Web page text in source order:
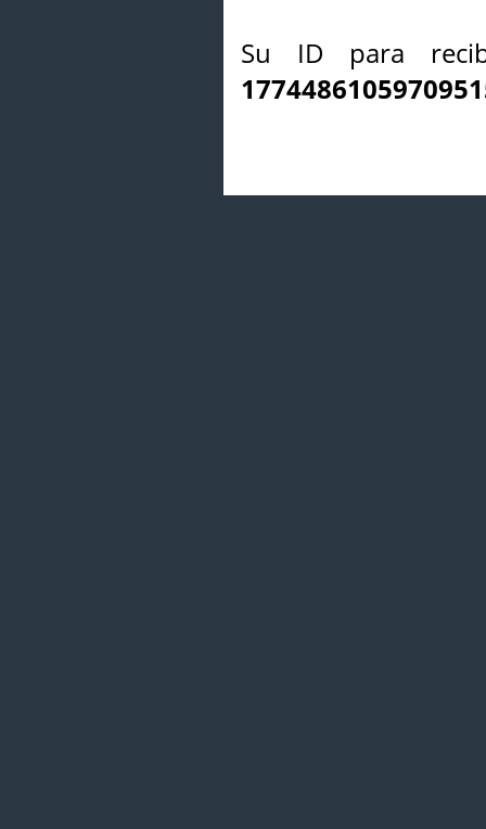
Su ID para